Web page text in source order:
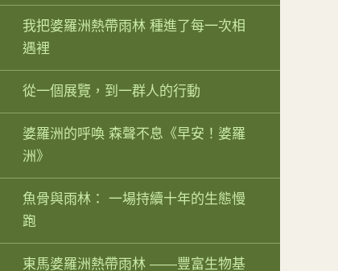
我把婆羅洲熱帶雨林 種進了每一次相
遇裡
從一個展覽，到一群人的行動
婆羅洲的呼喚 森聲不息《早安！婆羅
洲》
魚骨與雨林： 一場持續十年的生態慢
跑
東馬婆羅洲熱帶雨林 ——豐富生物基